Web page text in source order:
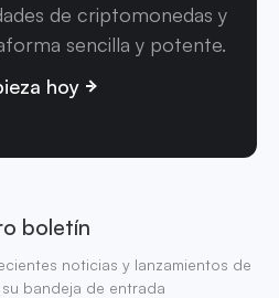
de criptomonedas y
sencilla y potente.
hoy
boletín
noticias y lanzamientos de
bandeja de entrada